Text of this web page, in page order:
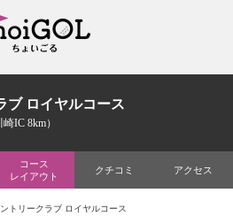
ブ ロイヤルコース
IC 8km）
コース
レイアウト
クチコミ アクセス
トリークラブ ロイヤルコース